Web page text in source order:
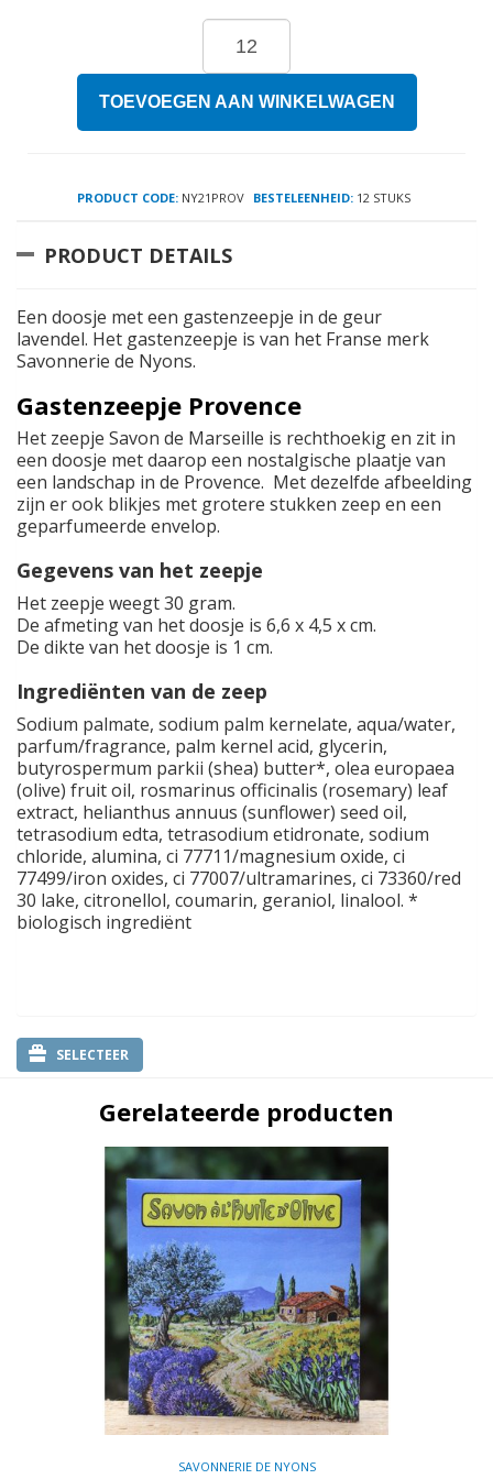
TOEVOEGEN AAN WINKELWAGEN
PRODUCT CODE: NY21PROV BESTELEENHEID: 12 STUKS
PRODUCT DETAILS
Een doosje met een gastenzeepje in de geur
lavendel. Het gastenzeepje is van het Franse merk
Savonnerie de Nyons.
Gastenzeepje Provence
Het zeepje Savon de Marseille is rechthoekig en zit in
een doosje met daarop een nostalgische plaatje van
een landschap in de Provence. Met dezelfde afbeelding
zijn er ook blikjes met grotere stukken zeep en een
geparfumeerde envelop.
Gegevens van het zeepje
Het zeepje weegt 30 gram.
De afmeting van het doosje is 6,6 x 4,5 x cm.
De dikte van het doosje is 1 cm.
Ingrediënten van de zeep
Sodium palmate, sodium palm kernelate, aqua/water,
parfum/fragrance, palm kernel acid, glycerin,
butyrospermum parkii (shea) butter*, olea europaea
(olive) fruit oil, rosmarinus officinalis (rosemary) leaf
extract, helianthus annuus (sunflower) seed oil,
tetrasodium edta, tetrasodium etidronate, sodium
chloride, alumina, ci 77711/magnesium oxide, ci
77499/iron oxides, ci 77007/ultramarines, ci 73360/red
30 lake, citronellol, coumarin, geraniol, linalool. *
biologisch ingrediënt
SELECTEER
Gerelateerde producten
SAVONNERIE DE NYONS